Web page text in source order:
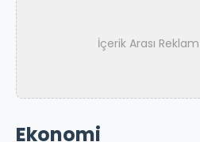
İçerik Arası
Ekonomi